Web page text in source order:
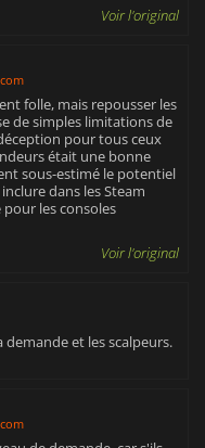
Voir l'original
folle, mais repousser les
de simples limitations de
pour tous ceux
était une bonne
sous-estimé le potentiel
dans les Steam
les consoles
Voir l'original
demande et les scalpeurs.